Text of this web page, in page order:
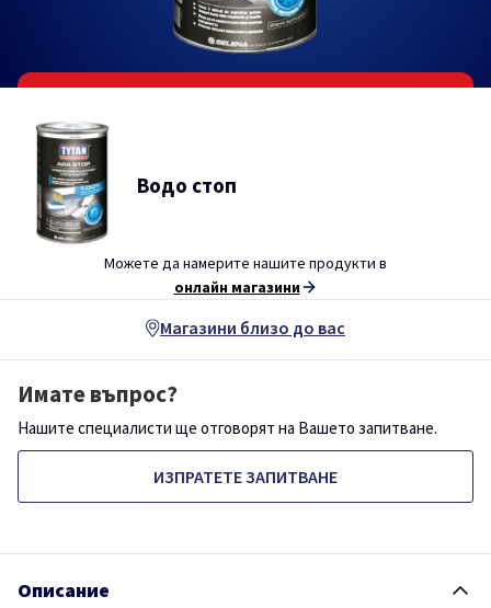
Водо стоп
Можете да намерите нашите продукти в
онлайн магазини
Магазини близо до вас
Имате въпрос?
Нашите специалисти ще отговорят на Вашето запитване.
ИЗПРАТЕТЕ ЗАПИТВАНЕ
Описание